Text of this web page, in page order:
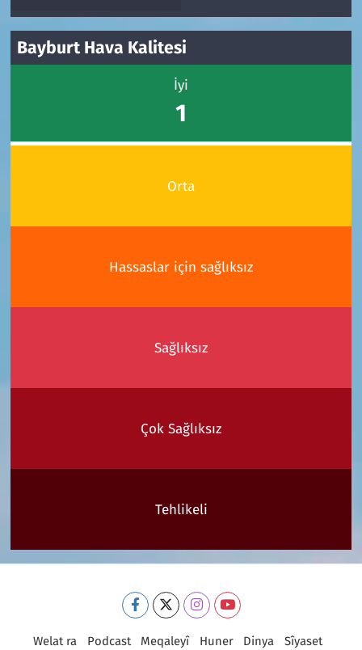
Bayburt Hava Kalitesi
İyi
1
Orta
Hassaslar için sağlıksız
Sağlıksız
Çok Sağlıksız
Tehlikeli
Welat ra Podcast Meqaleyî Huner Dinya
Sîyaset